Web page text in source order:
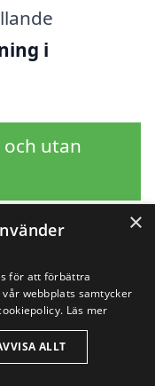
i
utan
×
för att förbättra
webbplats samtycker
Läs mer
ALLT